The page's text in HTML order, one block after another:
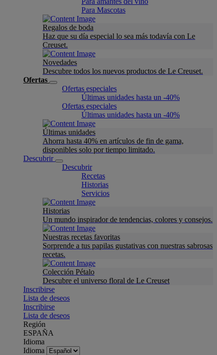
Para Mascotas
Regalos de boda
Haz que su día especial lo sea más todavía con Le
Creuset.
Novedades
Descubre todos los nuevos productos de Le Creuset.
Ofertas
Ofertas especiales
Últimas unidades hasta un -40%
Ofertas especiales
Últimas unidades hasta un -40%
Últimas unidades
Ahorra hasta 40% en artículos de fin de gama,
disponibles solo por tiempo limitado.
Descubrir
Descubrir
Recetas
Historias
Servicios
Historias
Un mundo inspirador de tendencias, colores y consejos.
Nuestras recetas favoritas
Sorprende a tus papilas gustativas con nuestras sabrosas
recetas.
Colección Pétalo
Descubre el universo floral de Le Creuset
Inscribirse
Lista de deseos
Inscribirse
Lista de deseos
Región
ESPAÑA
Idioma
Idioma